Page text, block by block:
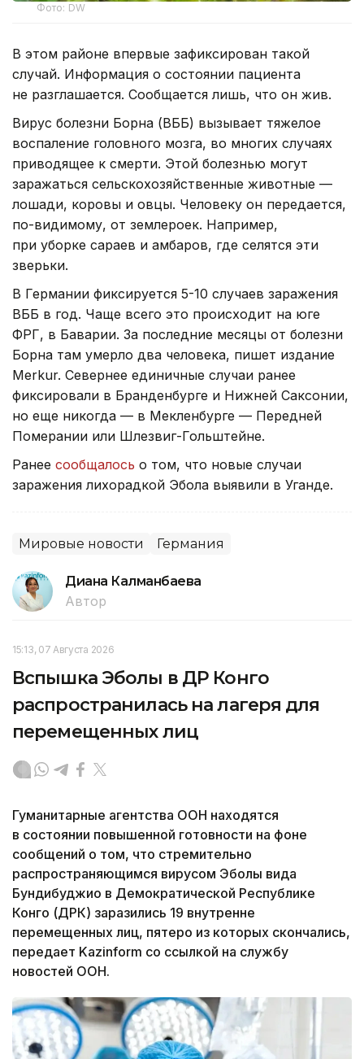
Фото: DW
В этом районе впервые зафиксирован такой
случай. Информация о состоянии пациента
не разглашается. Сообщается лишь, что он жив.
Вирус болезни Борна (ВББ) вызывает тяжелое
воспаление головного мозга, во многих случаях
приводящее к смерти. Этой болезнью могут
заражаться сельскохозяйственные животные —
лошади, коровы и овцы. Человеку он передается,
по-видимому, от землероек. Например,
при уборке сараев и амбаров, где селятся эти
зверьки.
В Германии фиксируется 5-10 случаев заражения
ВББ в год. Чаще всего это происходит на юге
ФРГ, в Баварии. За последние месяцы от болезни
Борна там умерло два человека, пишет издание
Merkur. Севернее единичные случаи ранее
фиксировали в Бранденбурге и Нижней Саксонии,
но еще никогда — в Мекленбурге — Передней
Померании или Шлезвиг-Гольштейне.
Ранее сообщалось о том, что новые случаи
заражения лихорадкой Эбола выявили в Уганде.
Мировые новости Германия
Диана Калманбаева
Автор
15:13, 07 Августа 2026
Вспышка Эболы в ДР Конго
распространилась на лагеря для
перемещенных лиц
Гуманитарные агентства ООН находятся
в состоянии повышенной готовности на фоне
сообщений о том, что стремительно
распространяющимся вирусом Эболы вида
Бундибуджио в Демократической Республике
Конго (ДРК) заразились 19 внутренне
перемещенных лиц, пятеро из которых скончались,
передает Kazinform со ссылкой на службу
новостей ООН.